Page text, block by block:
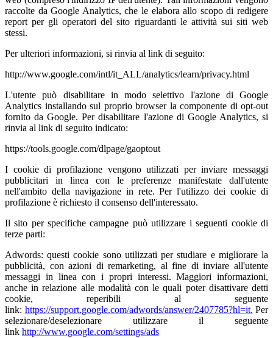
raccolte da Google Analytics, che le elabora allo scopo di redigere
report per gli operatori del sito riguardanti le attività sui siti web
stessi.
Per ulteriori informazioni, si rinvia al link di seguito:
http://www.google.com/intl/it_ALL/analytics/learn/privacy.html
L'utente può disabilitare in modo selettivo l'azione di Google
Analytics installando sul proprio browser la componente di opt-out
fornito da Google. Per disabilitare l'azione di Google Analytics, si
rinvia al link di seguito indicato:
https://tools.google.com/dlpage/gaoptout
I cookie di profilazione vengono utilizzati per inviare messaggi
pubblicitari in linea con le preferenze manifestate dall'utente
nell'ambito della navigazione in rete. Per l'utilizzo dei cookie di
profilazione è richiesto il consenso dell'interessato.
Il sito per specifiche campagne può utilizzare i seguenti cookie di
terze parti:
Adwords: questi cookie sono utilizzati per studiare e migliorare la
pubblicità, con azioni di remarketing, al fine di inviare all'utente
messaggi in linea con i propri interessi. Maggiori informazioni,
anche in relazione alle modalità con le quali poter disattivare detti
cookie, reperibili al seguente
link: https://support.google.com/adwords/answer/2407785?hl=it. Per
selezionare/deselezionare utilizzare il seguente
link http://www.google.com/settings/ads